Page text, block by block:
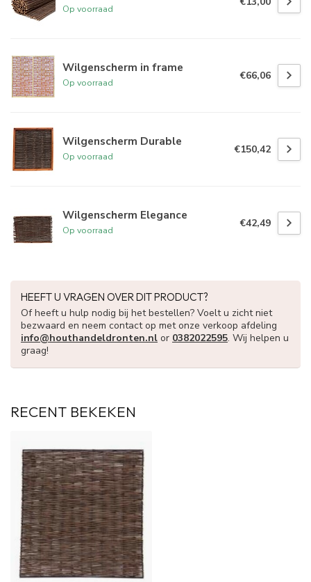
Op voorraad
Wilgenscherm in frame
Op voorraad
€66,06
Wilgenscherm Durable
Op voorraad
€150,42
Wilgenscherm Elegance
Op voorraad
€42,49
HEEFT U VRAGEN OVER DIT PRODUCT?
Of heeft u hulp nodig bij het bestellen? Voelt u zicht niet
bezwaard en neem contact op met onze verkoop afdeling
info@houthandeldronten.nl or 0382022595. Wij helpen u
graag!
RECENT BEKEKEN